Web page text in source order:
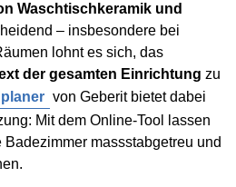
Waschtischkeramik und
– insbesondere bei
lohnt es sich, das
der gesamten Einrichtung zu
von Geberit bietet dabei
Mit dem Online-Tool lassen
massstabgetreu und